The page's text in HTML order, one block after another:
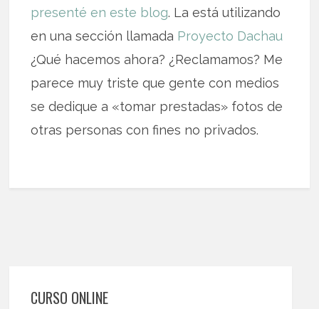
presenté en este blog. La está utilizando
en una sección llamada Proyecto Dachau
¿Qué hacemos ahora? ¿Reclamamos? Me
parece muy triste que gente con medios
se dedique a «tomar prestadas» fotos de
otras personas con fines no privados.
CURSO ONLINE